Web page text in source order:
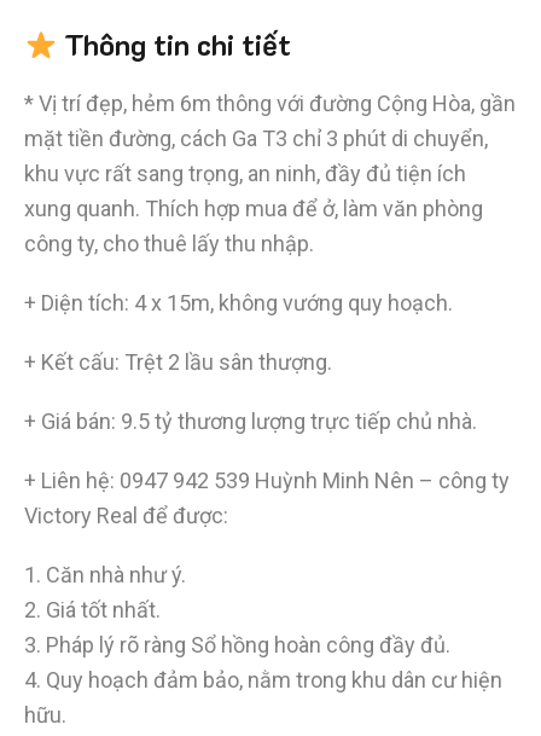
Thông tin chi tiết
* Vị trí đẹp, hẻm 6m thông với đường Cộng Hòa, gần
mặt tiền đường, cách Ga T3 chỉ 3 phút di chuyển,
khu vực rất sang trọng, an ninh, đầy đủ tiện ích
xung quanh. Thích hợp mua để ở, làm văn phòng
công ty, cho thuê lấy thu nhập.
+ Diện tích: 4 x 15m, không vướng quy hoạch.
+ Kết cấu: Trệt 2 lầu sân thượng.
+ Giá bán: 9.5 tỷ thương lượng trực tiếp chủ nhà.
+ Liên hệ: 0947 942 539 Huỳnh Minh Nên – công ty
Victory Real để được:
1. Căn nhà như ý.
2. Giá tốt nhất.
3. Pháp lý rõ ràng Sổ hồng hoàn công đầy đủ.
4. Quy hoạch đảm bảo, nằm trong khu dân cư hiện
hữu.